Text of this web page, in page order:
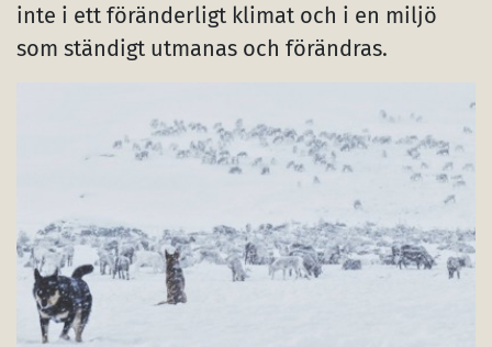
inte i ett föränderligt klimat och i en miljö
som ständigt utmanas och förändras.